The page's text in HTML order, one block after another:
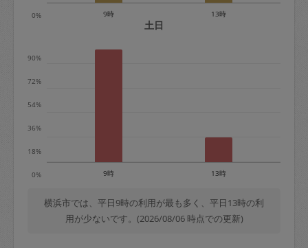
※キャンセル料金の設定について：
0% 9時 13時
土日
0%
18%
36%
54%
72%
90%
9時 13時
横浜市では、平日9時の利用が最も多く、平日13時の利
用が少ないです。(2026/08/06 時点での更新)